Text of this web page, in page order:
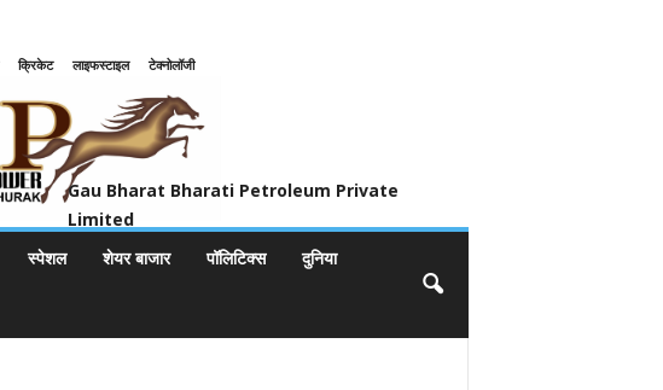
क्रिकेट लाइफस्टाइल
टेक्नोलॉजी
Gau Bharat Bharati Petroleum Private
Limited
स्पेशल शेयर बाजार पॉलिटिक्स दुनिया